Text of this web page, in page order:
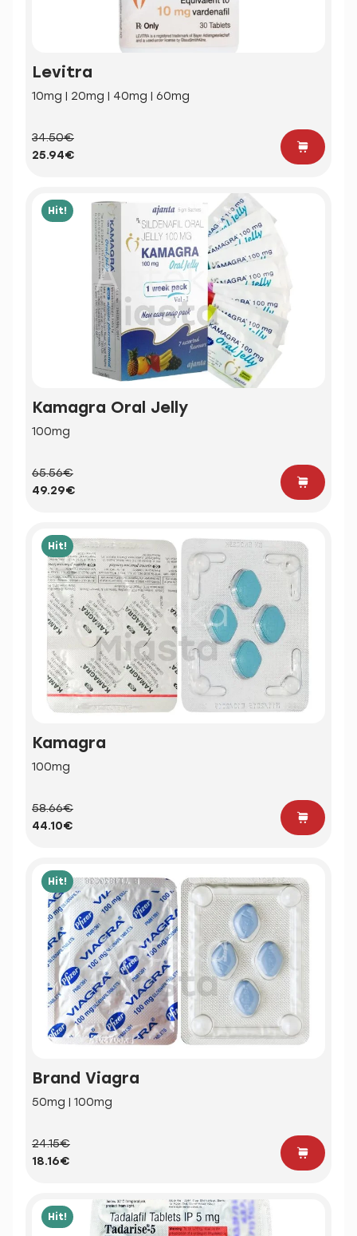
Levitra
10mg | 20mg | 40mg | 60mg
34.50€
25.94€
Hit!
Kamagra Oral Jelly
100mg
65.56€
49.29€
Hit!
Kamagra
100mg
58.66€
44.10€
Hit!
Brand Viagra
50mg | 100mg
24.15€
18.16€
Hit!